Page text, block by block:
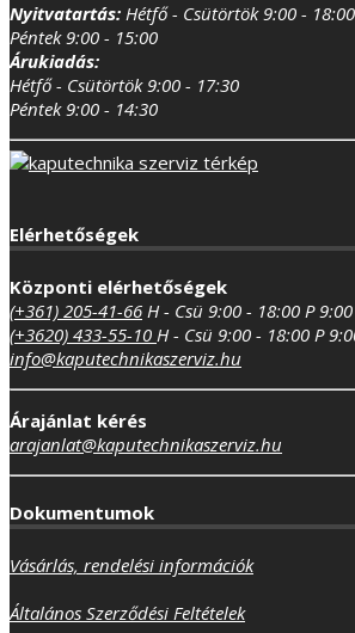
Nyitvatartás: Hétfő - Csütörtök 9:00 - 18:00
Péntek 9:00 - 15:00
Árukiadás:
Hétfő - Csütörtök 9:00 - 17:30
Péntek 9:00 - 14:30
Elérhetőségek
Központi elérhetőségek
(+361) 205-41-66 H - Csü 9:00 - 18:00 P
(+3620) 433-55-10 H - Csü 9:00 - 18:00 P
info@kaputechnikaszerviz.hu
Árajánlat kérés
arajanlat@kaputechnikaszerviz.hu
Dokumentumok
Vásárlás, rendelési információk
Általános Szerződési Feltételek